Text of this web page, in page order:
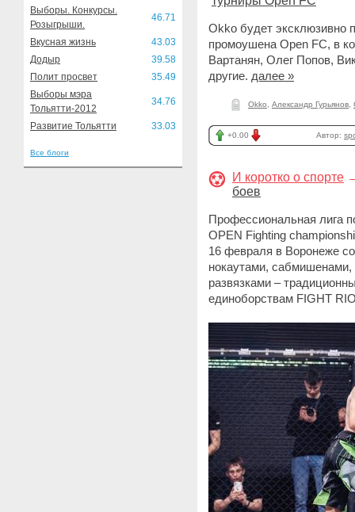
Выборы. Конкурсы.
Розыгрыши.
46.71
Вкусная жизнь
43.03
Додыр
39.58
Полит просвет
35.49
Выборы мэра
Тольятти-2012
34.76
Развитие Тольятти 33.03
Все блоги
Okko будет эксклюзивно
промоушена Open FC, в
Вартанян, Олег Попов,
другие. далее »
Okko Александр Гурьянов
+0.00 Автор:
И коротко о спорте
боев
Профессиональная лига
OPEN Fighting
16 февраля в Воронеже
нокаутами,
развязками –
единоборствам FIGHT